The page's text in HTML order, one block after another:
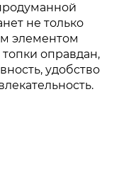
не только
элементом
оправдан,
удобство